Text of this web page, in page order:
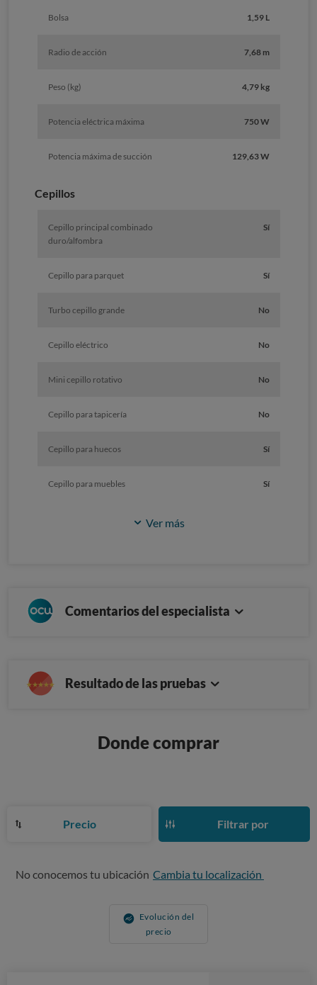
Bolsa 1,59 L
Radio de acción 7,68 m
Peso (kg) 4,79 kg
Potencia eléctrica máxima 750 W
Potencia máxima de succión 129,63 W
Cepillos
Cepillo principal combinado
duro/alfombra
Sí
Cepillo para parquet Sí
Turbo cepillo grande No
Cepillo eléctrico No
Mini cepillo rotativo No
Cepillo para tapicería No
Cepillo para huecos Sí
Cepillo para muebles Sí
Ver más
Comentarios del especialista
Resultado de las pruebas
Donde comprar
Precio Filtrar por
No conocemos tu ubicación Cambia tu localización
Evolución del
precio